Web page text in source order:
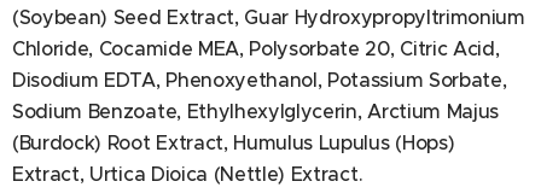
(Soybean) Seed Extract, Guar Hydroxypropyltrimonium
Chloride, Cocamide MEA, Polysorbate 20, Citric Acid,
Disodium EDTA, Phenoxyethanol, Potassium Sorbate,
Sodium Benzoate, Ethylhexylglycerin, Arctium Majus
(Burdock) Root Extract, Humulus Lupulus (Hops)
Extract, Urtica Dioica (Nettle) Extract.